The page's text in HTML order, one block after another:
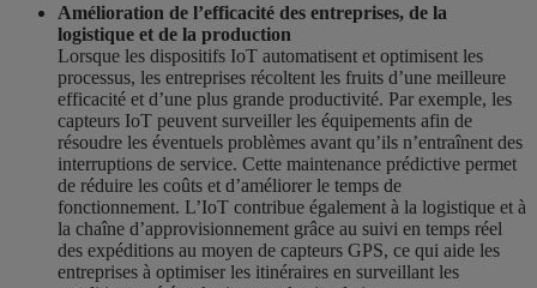
Amélioration de l’efficacité des entreprises, de la
logistique et de la production
Lorsque les dispositifs IoT automatisent et optimisent les
processus, les entreprises récoltent les fruits d’une meilleure
efficacité et d’une plus grande productivité. Par exemple, les
capteurs IoT peuvent surveiller les équipements afin de
résoudre les éventuels problèmes avant qu’ils n’entraînent des
interruptions de service. Cette maintenance prédictive permet
de réduire les coûts et d’améliorer le temps de
fonctionnement. L’IoT contribue également à la logistique et à
la chaîne d’approvisionnement grâce au suivi en temps réel
des expéditions au moyen de capteurs GPS, ce qui aide les
entreprises à optimiser les itinéraires en surveillant les